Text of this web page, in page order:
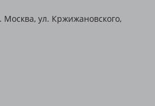
Москва, ул. Кржижановского,